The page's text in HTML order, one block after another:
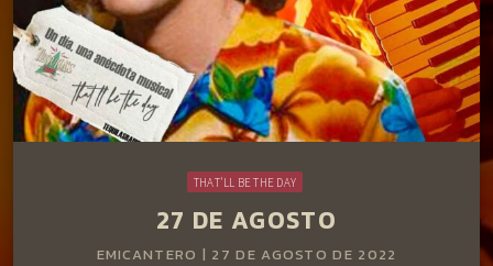
THAT'LL BE THE DAY
27 DE AGOSTO
EMICANTERO | 27 DE AGOSTO DE 2022